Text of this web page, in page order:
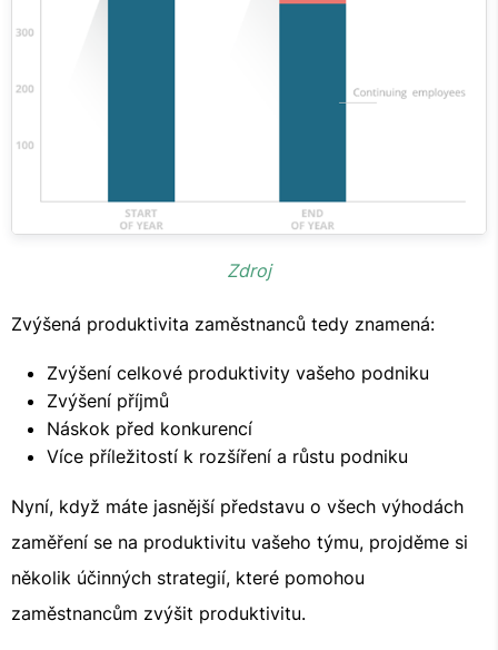
Zdroj
Zvýšená produktivita zaměstnanců tedy znamená:
Zvýšení celkové produktivity vašeho podniku
Zvýšení příjmů
Náskok před konkurencí
Více příležitostí k rozšíření a růstu podniku
Nyní, když máte jasnější představu o všech výhodách
zaměření se na produktivitu vašeho týmu, projděme si
několik účinných strategií, které pomohou
zaměstnancům zvýšit produktivitu.